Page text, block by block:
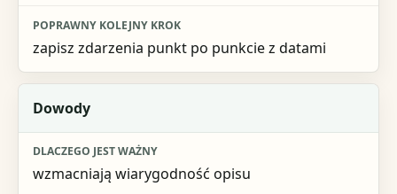
zapisz zdarzenia punkt po punkcie z datami
Dowody
wzmacniają wiarygodność opisu